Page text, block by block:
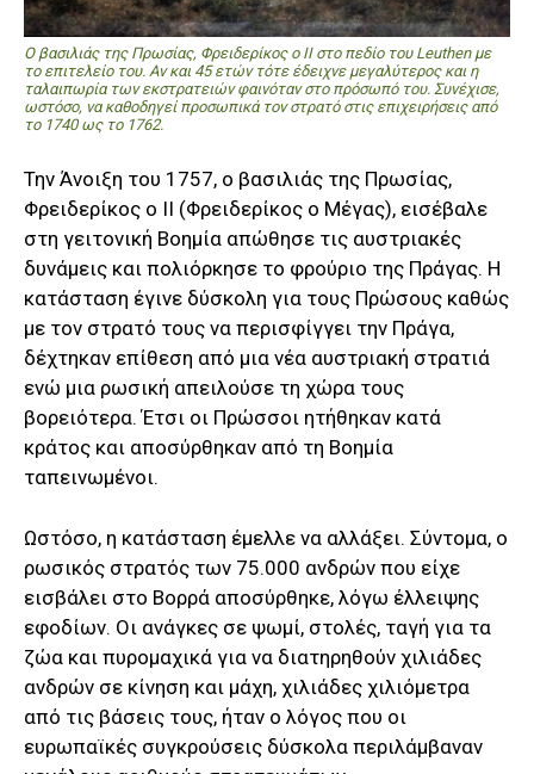
Ο βασιλιάς της Πρωσίας, Φρειδερίκος ο ΙΙ στο πεδίο του Leuthen με
το επιτελείο του. Αν και 45 ετών τότε έδειχνε μεγαλύτερος και η
ταλαιπωρία των εκστρατειών φαινόταν στο πρόσωπό του. Συνέχισε,
ωστόσο, να καθοδηγεί προσωπικά τον στρατό στις επιχειρήσεις από
το 1740 ως το 1762.
Την Άνοιξη του 1757, ο βασιλιάς της Πρωσίας,
Φρειδερίκος ο ΙΙ (Φρειδερίκος ο Μέγας), εισέβαλε
στη γειτονική Βοημία απώθησε τις αυστριακές
δυνάμεις και πολιόρκησε το φρούριο της Πράγας. Η
κατάσταση έγινε δύσκολη για τους Πρώσους καθώς
με τον στρατό τους να περισφίγγει την Πράγα,
δέχτηκαν επίθεση από μια νέα αυστριακή στρατιά
ενώ μια ρωσική απειλούσε τη χώρα τους
βορειότερα. Έτσι οι Πρώσσοι ητήθηκαν κατά
κράτος και αποσύρθηκαν από τη Βοημία
ταπεινωμένοι.
Ωστόσο, η κατάσταση έμελλε να αλλάξει. Σύντομα, ο
ρωσικός στρατός των 75.000 ανδρών που είχε
εισβάλει στο Βορρά αποσύρθηκε, λόγω έλλειψης
εφοδίων. Οι ανάγκες σε ψωμί, στολές, ταγή για τα
ζώα και πυρομαχικά για να διατηρηθούν χιλιάδες
ανδρών σε κίνηση και μάχη, χιλιάδες χιλιόμετρα
από τις βάσεις τους, ήταν ο λόγος που οι
ευρωπαϊκές συγκρούσεις δύσκολα περιλάμβαναν